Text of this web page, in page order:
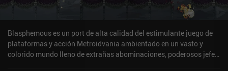
Blasphemous es un port de alta calidad del estimulante juego de
plataformas y acción Metroidvania ambientado en un vasto y
colorido mundo lleno de extrañas abominaciones, poderosos jefes